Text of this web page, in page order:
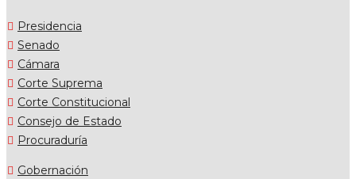
Presidencia
Senado
Cámara
Corte Suprema
Corte Constitucional
Consejo de Estado
Procuraduría
Gobernación